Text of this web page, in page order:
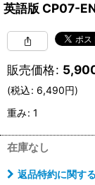
英語版 CP07-
販売価格:
(税込: 6,490円)
重み: 1
在庫なし
返品特約に関す